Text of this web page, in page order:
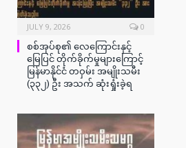
JULY 9, 2026 0
စစ်အုပ်စု၏ လေကြောင်းနှင့်
မြေပြင် တိုက်ခိုက်မှုများကြောင့်
မြန်မာနိုင်ငံ တဝှမ်း အမျိုးသမီး
(၃၃၂) ဦး အသက် ဆုံးရှုံးခဲ့ရ